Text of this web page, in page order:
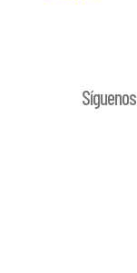
Síguenos